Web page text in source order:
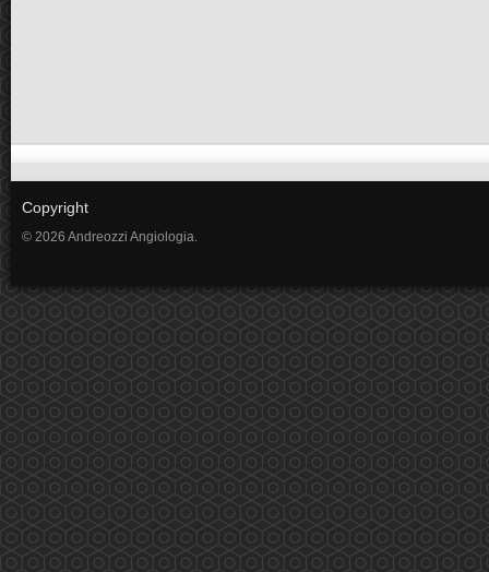
Copyright
© 2026 Andreozzi Angiologia.